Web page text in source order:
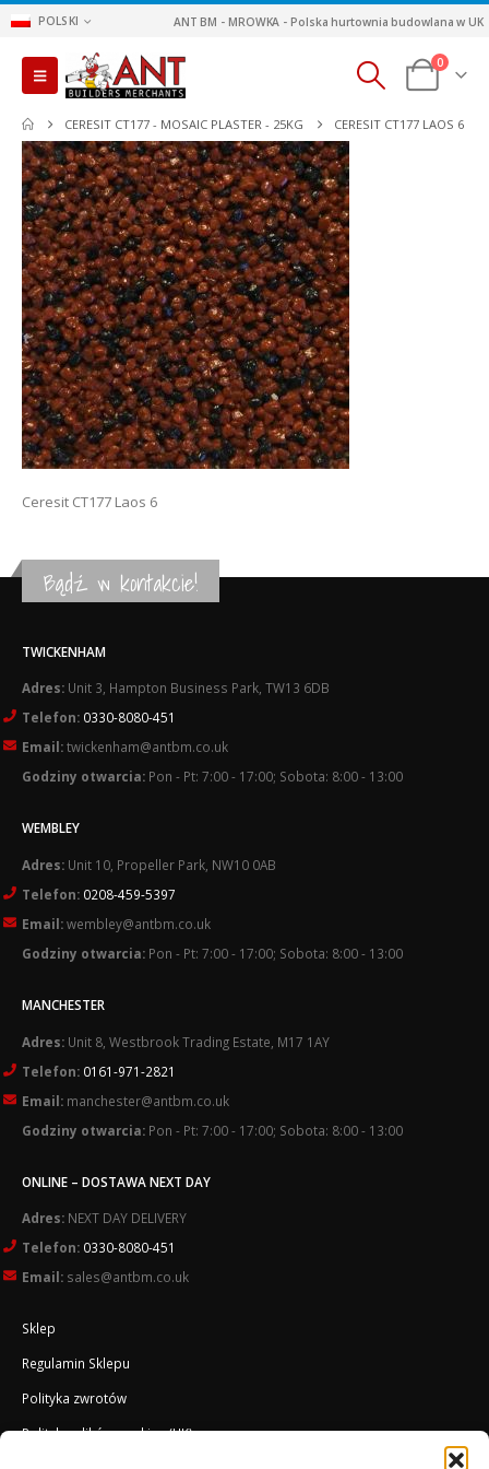
POLSKI ANT BM - MROWKA - Polska hurtownia budowlana w UK
0
CERESIT CT177 - MOSAIC PLASTER - 25KG CERESIT CT177 LAOS 6
Ceresit CT177 Laos 6
Bądź w kontakcie!
TWICKENHAM
Adres: Unit 3, Hampton Business Park, TW13 6DB
Telefon: 0330-8080-451
Email:twickenham@antbm.co.uk
Godziny otwarcia: Pon - Pt: 7:00 - 17:00; Sobota: 8:00 - 13:00
WEMBLEY
Adres: Unit 10, Propeller Park, NW10 0AB
Telefon: 0208-459-5397
Email:wembley@antbm.co.uk
Godziny otwarcia: Pon - Pt: 7:00 - 17:00; Sobota: 8:00 - 13:00
MANCHESTER
Adres: Unit 8, Westbrook Trading Estate, M17 1AY
Telefon: 0161-971-2821
Email: manchester@antbm.co.uk
Godziny otwarcia: Pon - Pt: 7:00 - 17:00; Sobota: 8:00 - 13:00
ONLINE – DOSTAWA NEXT DAY
Adres: NEXT DAY DELIVERY
Telefon: 0330-8080-451
Email: sales@antbm.co.uk
Sklep
Regulamin Sklepu
Polityka zwrotów
Polityka plików cookies (UK)